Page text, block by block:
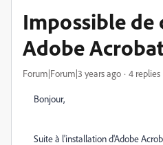
Impossible de
Adobe
Forum|Forum|3 years ago 4 replies
Bonjour,
Suite à l'installation d'Adobe